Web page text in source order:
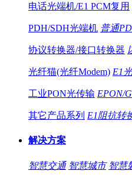
电话光端机/E1 PCM复用
PDH/SDH光端机 普通
协议转换器/接口转换器
光纤猫(光纤Modem) E1
工业PON光传输 EPON/
其它产品系列 E1阻抗转
解决方案
智慧交通 智慧城市 智慧